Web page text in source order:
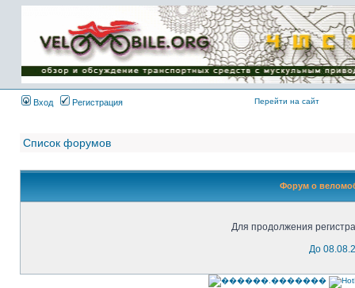
Имя пользователя:
Пароль:
{ LOG_ME_IN_SHORT
}
Вход
Регистрация Перейти на сайт
Список форумов
Форум о
Для продолжения
До